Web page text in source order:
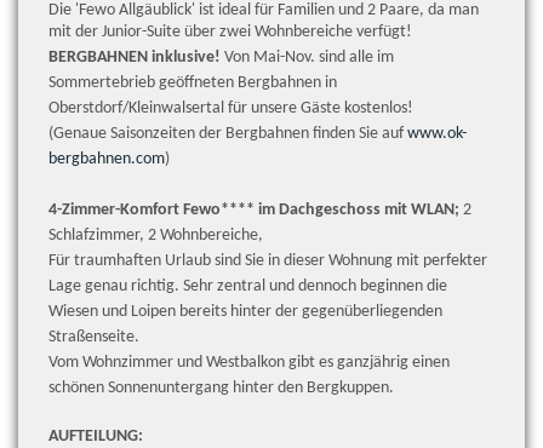
Die 'Fewo Allgäublick' ist ideal für Familien und 2 Paare, da man
mit der Junior-Suite über zwei Wohnbereiche verfügt!
BERGBAHNEN inklusive! Von Mai-Nov. sind alle im
Sommertebrieb geöffneten Bergbahnen in
Oberstdorf/Kleinwalsertal für unsere Gäste kostenlos!
(Genaue Saisonzeiten der Bergbahnen finden Sie auf www.ok-
bergbahnen.com)
4-Zimmer-Komfort Fewo**** im Dachgeschoss mit WLAN; 2
Schlafzimmer, 2 Wohnbereiche,
Für traumhaften Urlaub sind Sie in dieser Wohnung mit perfekter
Lage genau richtig. Sehr zentral und dennoch beginnen die
Wiesen und Loipen bereits hinter der gegenüberliegenden
Straßenseite.
Vom Wohnzimmer und Westbalkon gibt es ganzjährig einen
schönen Sonnenuntergang hinter den Bergkuppen.
AUFTEILUNG: